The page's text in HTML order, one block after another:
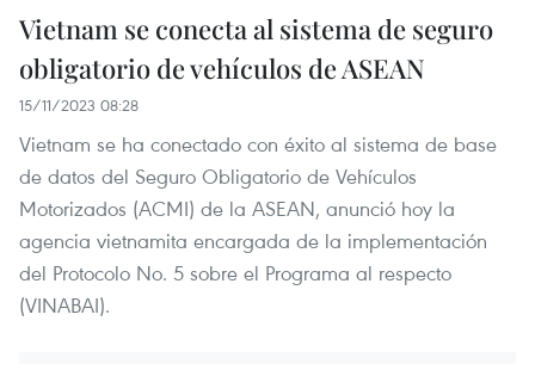
Vietnam se conecta al sistema de seguro
obligatorio de vehículos de ASEAN
15/11/2023 08:28
Vietnam se ha conectado con éxito al sistema de base
de datos del Seguro Obligatorio de Vehículos
Motorizados (ACMI) de la ASEAN, anunció hoy la
agencia vietnamita encargada de la implementación
del Protocolo No. 5 sobre el Programa al respecto
(VINABAI).